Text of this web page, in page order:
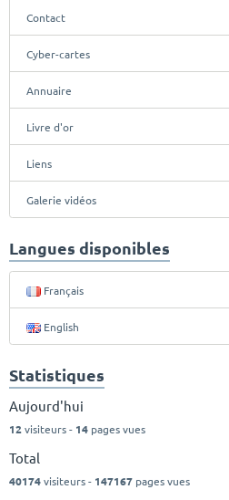
Contact
Cyber-cartes
Annuaire
Livre d'or
Liens
Galerie vidéos
Langues disponibles
Français
English
Statistiques
Aujourd'hui
12visiteurs - 14 pages vues
Total
40174visiteurs - 147167 pages vues